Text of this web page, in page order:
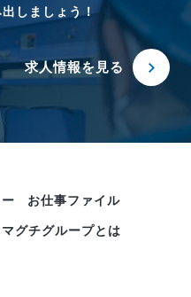
しましょう！
求人情報を見る
お仕事ファイル
マグチグループとは